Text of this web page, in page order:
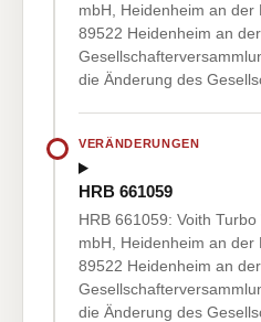
mbH, Heidenheim an der
89522 Heidenheim an
die Änderung des
VERÄNDERUNGEN
HRB 661059
HRB 661059: Voith
mbH, Heidenheim an der
89522 Heidenheim an
die Änderung des